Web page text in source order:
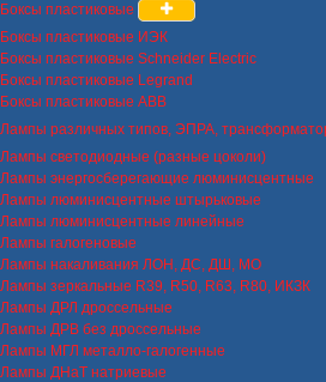
Боксы пластиковые
Боксы пластиковые ИЭК
Боксы пластиковые Schneider Electric
Боксы пластиковые Legrand
Боксы пластиковые ABB
Лампы различных типов, ЭПРА,
Лампы светодиодные (разные цоколи)
Лампы энергосберегающие люминисцентные
Лампы люминисцентные штырьковые
Лампы люминисцентные линейные
Лампы галогеновые
Лампы накаливания ЛОН, ДС, ДШ, МО
Лампы зеркальные R39, R50, R63, R80, ИКЗК
Лампы ДРЛ дроссельные
Лампы ДРВ без дроссельные
Лампы МГЛ металло-галогенные
Лампы ДНаТ натриевые